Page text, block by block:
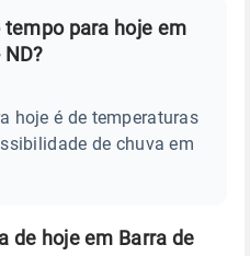
tempo para hoje em
hoje é de temperaturas
de chuva em
de hoje em Barra de